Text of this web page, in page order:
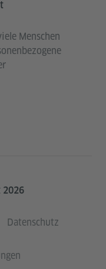
Menschen
Datenschutz